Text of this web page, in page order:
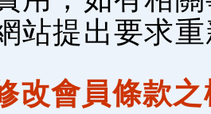
站提出要求
改會員條款